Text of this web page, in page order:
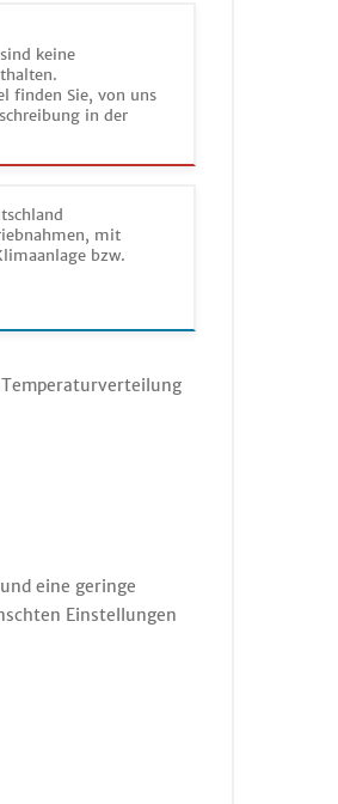
keine
finden Sie, von uns
in der
mit
bzw.
eine geringe
Einstellungen